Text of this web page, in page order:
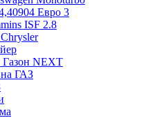
Евро 3
ISF 2.8
Газон NEXT
ГАЗ